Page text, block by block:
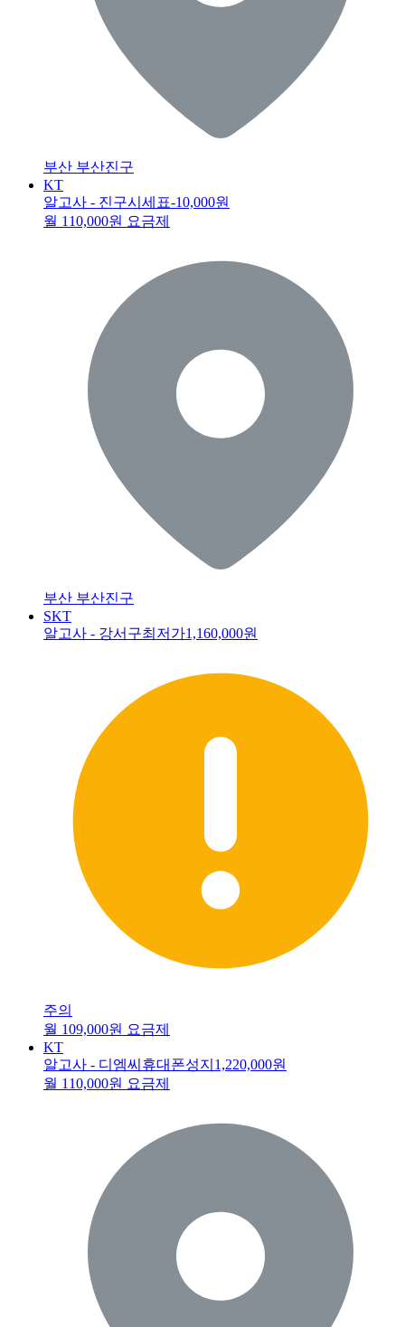
부산 부산진구
KT
알고사 - 진구시세표-10,000원
월 110,000원 요금제
부산 부산진구
SKT
알고사 - 강서구최저가1,160,000원
주의
월 109,000원 요금제
KT
알고사 - 디엠씨휴대폰성지 1,220,000원
월 110,000원 요금제